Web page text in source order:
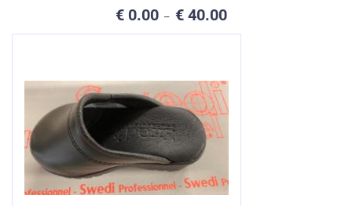
€ 0.00 – € 40.00Plage
prix :
€ 40.00